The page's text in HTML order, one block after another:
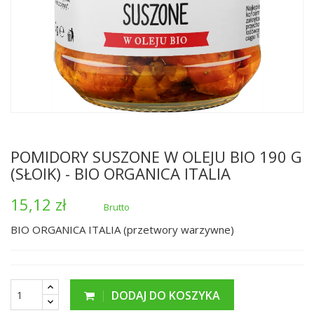
POMIDORY SUSZONE W OLEJU BIO 190 G
(SŁOIK) - BIO ORGANICA ITALIA
15,12 zł
Brutto
BIO ORGANICA ITALIA (przetwory warzywne)
DODAJ DO KOSZYKA